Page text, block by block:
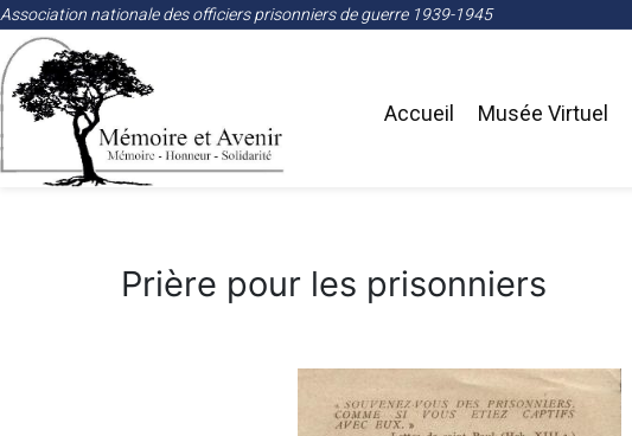
Association nationale des officiers prisonniers de guerre 1939-1945
Accueil Musée Virtuel
Prière pour les prisonniers